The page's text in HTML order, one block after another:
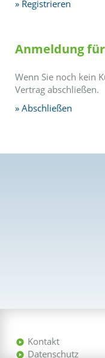
Registrieren
Anmeldung
Wenn Sie noch kein
Vertrag abschließen.
Abschließen
Kontakt
Datenschutz